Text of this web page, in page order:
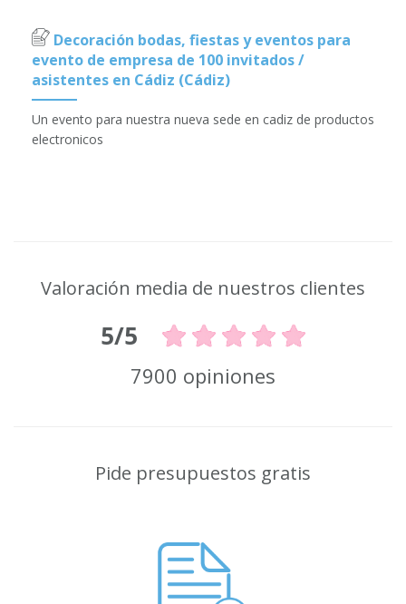
Decoración bodas, fiestas y eventos para
evento de empresa de 100 invitados /
asistentes en Cádiz (Cádiz)
Un evento para nuestra nueva sede en cadiz de productos
electronicos
Valoración media de nuestros clientes
5/5
7900 opiniones
Pide presupuestos gratis